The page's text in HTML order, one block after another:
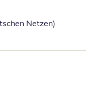
Netzen)